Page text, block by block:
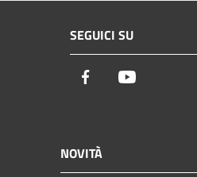
SEGUICI SU
Facebook
NOVITÀ